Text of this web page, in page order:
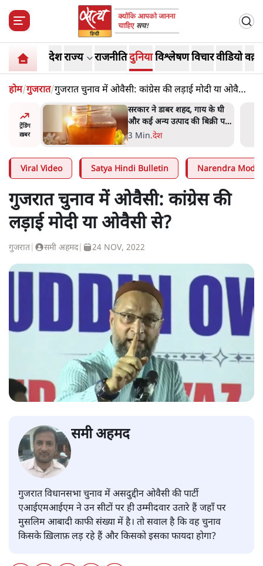
देशराज्य राजनीतिदुनियाविश्लेषणविचारवीडियो
होम/गुजरात/गुजरात चुनाव में ओवैसी: कांग्रेस की लड़ाई मोदी या ओवैसी
से?
ट्रेंडिंग
ख़बर
के घी
पर
'महाराष्ट्र में गैर बीजेपी वोटरों के
नामों को काटने की बड़ी साज़िश'-
रोहित पवार का आरोप
4 Min.महाराष्ट्र
Viral Video Satya Hindi Bulletin Narendra Modi
गुजरात चुनाव में ओवैसी: कांग्रेस की
लड़ाई मोदी या ओवैसी से?
गुजरात समी अहमद| 24 NOV, 2022
समी अहमद
गुजरात विधानसभा चुनाव में असदुद्दीन ओवैसी की पार्टी
एआईएमआईएम ने उन सीटों पर ही उम्मीदवार उतारे हैं जहाँ पर
मुसलिम आबादी काफी संख्या में है। तो सवाल है कि वह चुनाव
किसके ख़िलाफ़ लड़ रहे हैं और किसको इसका फायदा होगा?